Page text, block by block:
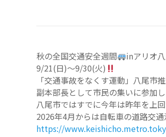
秋の全国交通安全週間
inアリオ
9/21(日)〜9/30(火)
「交通事故をなくす運動」八尾市
副本部長として市民の集いに参加し
八尾市ではすでに今年は昨年を上
2026年4月からは自転車の道路交
https://